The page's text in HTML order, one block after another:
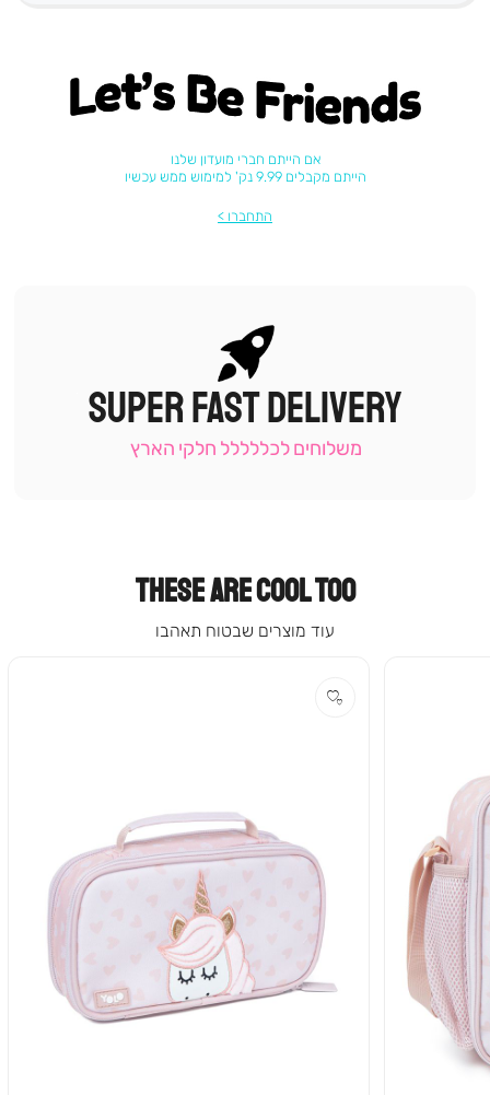
Let's be friends
אם הייתם חברי מועדון שלנו
הייתם מקבלים 9.99 נק' למימוש ממש עכשיו
התחברו
|
תומכי
-
SUPER FAST DELIVERY
משלוחים לכללללל חלקי הארץ
THESE ARE COOL TOO
עוד מוצרים שבטוח תאהבו